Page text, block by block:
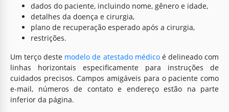
dados do paciente, incluindo nome, gênero e idade,
detalhes da doença e cirurgia,
plano de recuperação esperado após a cirurgia,
restrições.
Um terço deste modelo de atestado médicoé delineado com
linhas horizontais especificamente para instruções de
cuidados precisos. Campos amigáveis para o paciente como
e-mail, números de contato e endereço estão na parte
inferior da página.